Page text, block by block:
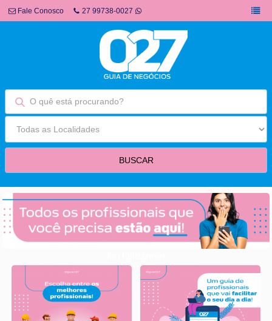
Fale Conosco 27 99738-0027